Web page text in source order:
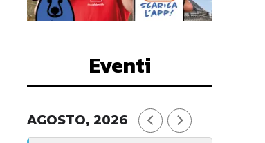
Eventi
AGOSTO, 2026